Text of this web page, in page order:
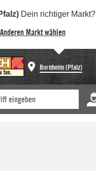
Dein richtiger Markt?
Anderen Markt wählen
Bornheim (Pfalz)